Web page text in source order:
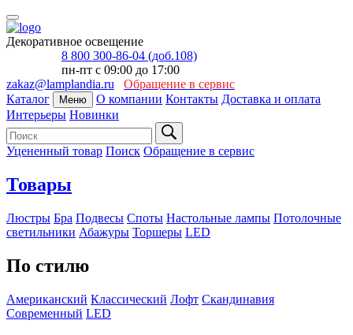
Декоративное освещение
8 800 300-86-04 (доб.108)
пн-пт с 09:00 до 17:00
zakaz@lamplandia.ru
Обращение в сервис
Каталог
Меню О компании Контакты Доставка и оплата
Интерьеры Новинки
Уцененный товар Поиск Обращение в сервис
Товары
Люстры Бра Подвесы Споты Настольные лампы Потолочные
светильники Абажуры Торшеры LED
По стилю
Американский Классический Лофт Скандинавия
Современный LED